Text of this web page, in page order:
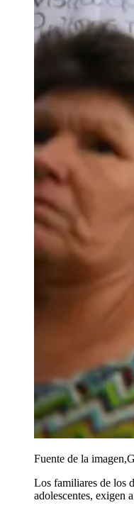
Fuente de la imagen,
Los familiares de los
adolescentes, exigen